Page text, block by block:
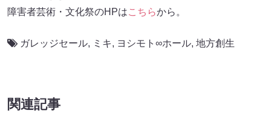
障害者芸術・文化祭のHPはこちらから。
ガレッジセール, ミキ, ヨシモト∞ホール, 地方創生
関連記事